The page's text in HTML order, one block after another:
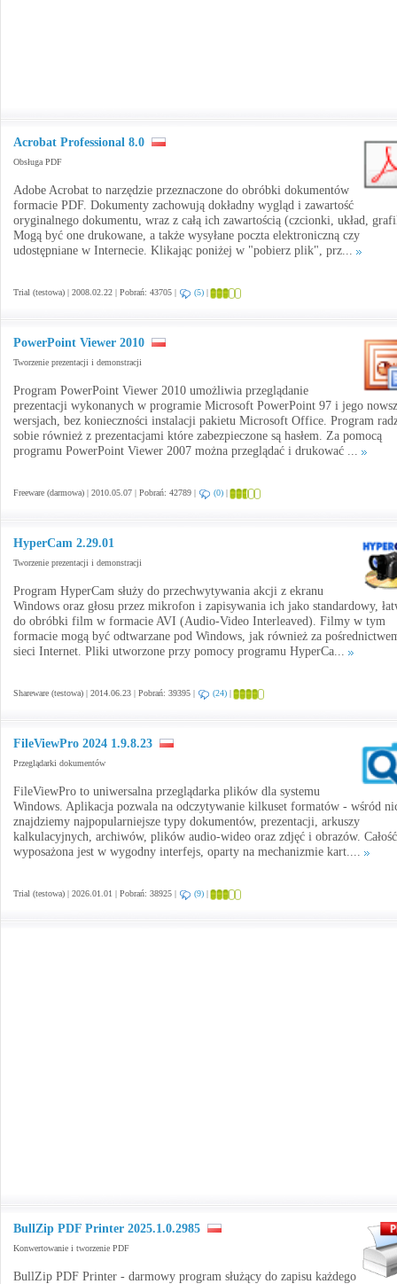
Acrobat Professional 8.0
Obsługa PDF
Adobe Acrobat to narzędzie przeznaczone do obróbki dokumentów
formacie PDF. Dokumenty zachowują dokładny wygląd i zawartość
oryginalnego dokumentu, wraz z całą ich zawartością (czcionki, układ,
Mogą być one drukowane, a także wysyłane poczta elektroniczną czy
udostępniane w Internecie. Klikając poniżej w "pobierz plik", prz...
Trial (testowa) | 2008.02.22 | Pobrań: 43705 | (5) |
PowerPoint Viewer 2010
Tworzenie prezentacji i demonstracji
Program PowerPoint Viewer 2010 umożliwia przeglądanie
prezentacji wykonanych w programie Microsoft PowerPoint 97 i jego
wersjach, bez konieczności instalacji pakietu Microsoft Office. Program
sobie również z prezentacjami które zabezpieczone są hasłem. Za pomocą
programu PowerPoint Viewer 2007 można przeglądać i drukować ...
Freeware (darmowa) | 2010.05.07 | Pobrań: 42789 | (0) |
HyperCam 2.29.01
Tworzenie prezentacji i demonstracji
Program HyperCam służy do przechwytywania akcji z ekranu
Windows oraz głosu przez mikrofon i zapisywania ich jako standardowy,
do obróbki film w formacie AVI (Audio-Video Interleaved). Filmy w tym
formacie mogą być odtwarzane pod Windows, jak również za
sieci Internet. Pliki utworzone przy pomocy programu HyperCa...
Shareware (testowa) | 2014.06.23 | Pobrań: 39395 | (24) |
FileViewPro 2024 1.9.8.23
Przeglądarki dokumentów
FileViewPro to uniwersalna przeglądarka plików dla systemu
Windows. Aplikacja pozwala na odczytywanie kilkuset formatów - wśród
znajdziemy najpopularniejsze typy dokumentów, prezentacji, arkuszy
kalkulacyjnych, archiwów, plików audio-wideo oraz zdjęć i obrazów. Całość
wyposażona jest w wygodny interfejs, oparty na mechanizmie kart....
Trial (testowa) | 2026.01.01 | Pobrań: 38925 | (9) |
BullZip PDF Printer 2025.1.0.2985
Konwertowanie i tworzenie PDF
BullZip PDF Printer - darmowy program służący do zapisu każdego